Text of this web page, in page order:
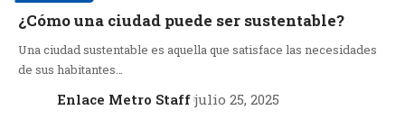
¿Cómo una ciudad puede ser sustentable?
Una ciudad sustentable es aquella que satisface las necesidades
de sus habitantes…
Enlace Metro Staff julio 25, 2025